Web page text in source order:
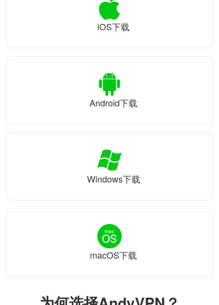
iOS下载
Android下载
Windows下载
macOS下载